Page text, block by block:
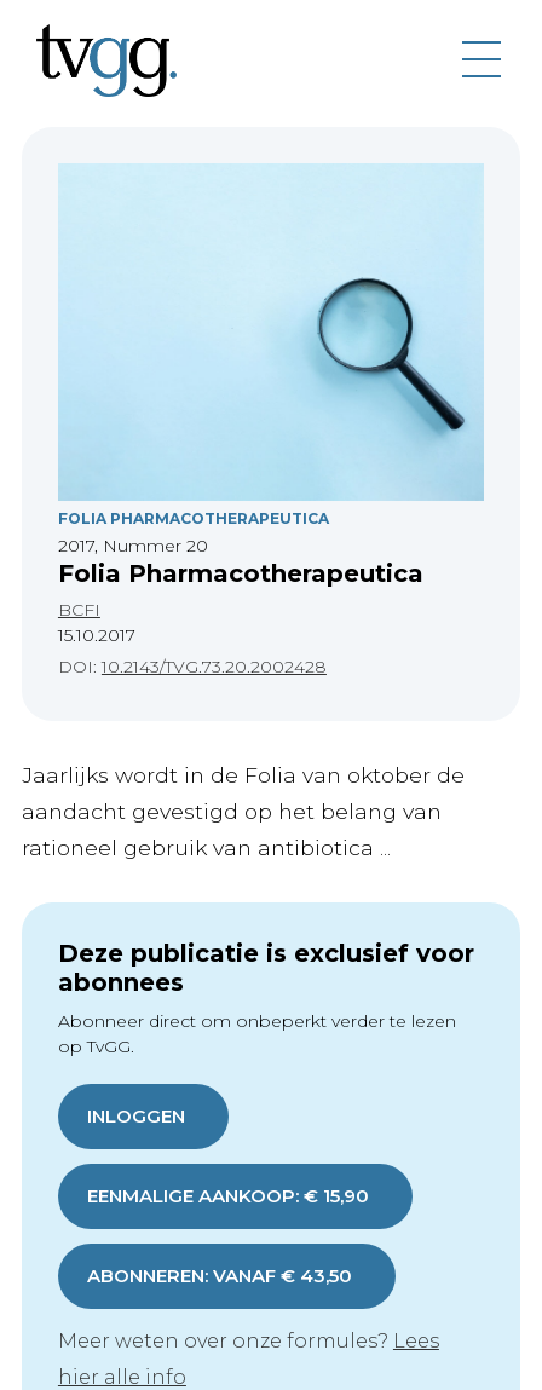
FOLIA PHARMACOTHERAPEUTICA
2017, Nummer 20
Folia Pharmacotherapeutica
BCFI
15.10.2017
DOI:10.2143/TVG.73.20.2002428
Jaarlijks wordt in de Folia van oktober de
aandacht gevestigd op het belang van
rationeel gebruik van antibiotica ...
Deze publicatie is exclusief voor
abonnees
Abonneer direct om onbeperkt verder te lezen
op TvGG.
INLOGGEN
EENMALIGE AANKOOP: € 15,90
ABONNEREN: VANAF € 43,50
Meer weten over onze formules? Lees
hier alle info